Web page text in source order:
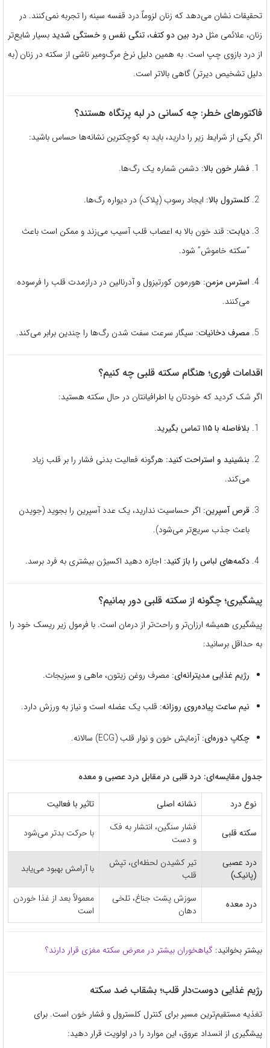
تحقیقات نشان می‌دهد که زنان لزوماً درد قفسه سینه را تجربه نمی‌کنند. در
زنان، علائمی مثل درد بین دو کتف، تنگی نفسو خستگی شدید بسیار شایع‌تر
از درد بازوی چپ است. به همین دلیل نرخ مرگ‌ومیر ناشی از سکته در زنان (به
دلیل تشخیص دیرتر) گاهی بالاتر است.
فاکتورهای خطر: چه کسانی در لبه پرتگاه هستند؟
اگر یکی از شرایط زیر را دارید، باید به کوچکترین نشانه‌ها حساس باشید:
فشار خون بالا: دشمن شماره یک رگ‌ها.
کلسترول بالا: ایجاد رسوب (پلاک) در دیواره رگ‌ها.
دیابت: قند خون بالا به اعصاب قلب آسیب می‌زند و ممکن است باعث
“سکته خاموش” شود.
استرس مزمن: هورمون کورتیزول و آدرنالین در درازمدت قلب را فرسوده
می‌کنند.
مصرف دخانیات: سیگار سرعت سفت شدن رگ‌ها را چندین برابر می‌کند.
اقدامات فوری؛ هنگام سکته قلبی چه کنیم؟
اگر شک کردید که خودتان یا اطرافیانتان در حال سکته هستید:
بلافاصله با ۱۱۵ تماس بگیرید.
بنشینید و استراحت کنید: هرگونه فعالیت بدنی فشار را بر قلب زیاد
می‌کند.
قرص آسپرین: اگر حساسیت ندارید، یک عدد آسپرین را بجوید (جویدن
باعث جذب سریع‌تر می‌شود).
دکمه‌های لباس را باز کنید: اجازه دهید اکسیژن بیشتری به فرد برسد.
پیشگیری؛ چگونه از سکته قلبی دور بمانیم؟
پیشگیری همیشه ارزان‌تر و راحت‌تر از درمان است. با فرمول زیر ریسک خود را
به حداقل برسانید:
رژیم غذایی مدیترانه‌ای: مصرف روغن زیتون، ماهی و سبزیجات.
نیم ساعت پیاده‌روی روزانه: قلب یک عضله است و نیاز به ورزش دارد.
چکاپ دوره‌ای:آزمایش خون و نوار قلب (ECG) سالانه.
جدول مقایسه‌ای: درد قلبی در مقابل درد عصبی و معده
نوع درد نشانه اصلی تاثیر با فعالیت
سکته قلبی
فشار سنگین، انتشار به فک
و دست
با حرکت بدتر می‌شود
درد عصبی
(پانیک)
تیر کشیدن لحظه‌ای، تپش
قلب
با آرامش بهبود می‌یابد
درد معده
سوزش پشت جناغ، تلخی
دهان
معمولاً بعد از غذا خوردن
است
بیشتر بخوانید: گیاهخوران بیشتر در معرض سکته مغزی قرار دارند؟
رژیم غذایی دوست‌دار قلب؛ بشقاب ضد سکته
تغذیه مستقیم‌ترین مسیر برای کنترل کلسترول و فشار خون است. برای
پیشگیری از انسداد عروق، این موارد را در اولویت قرار دهید: